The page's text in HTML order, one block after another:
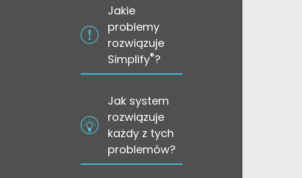
Jakie
problemy
rozwiązuje
Simplify®?
Jak system
rozwiązuje
każdy z tych
problemów?